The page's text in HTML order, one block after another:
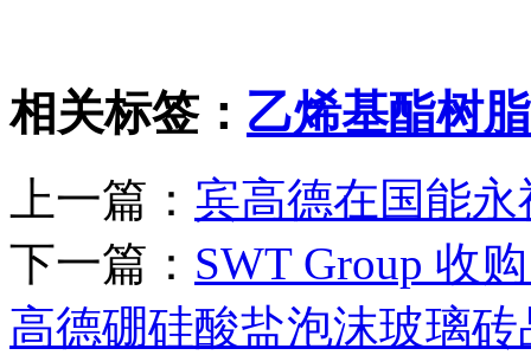
相关标签： 乙烯基酯树脂
上一篇： 宾高德在国能
下一篇： SWT Group 收
高德硼硅酸盐泡沫玻璃